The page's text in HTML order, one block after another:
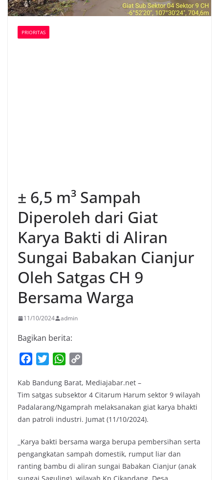
PRIORITAS
± 6,5 m³ Sampah
Diperoleh dari Giat
Karya Bakti di Aliran
Sungai Babakan Cianjur
Oleh Satgas CH 9
Bersama Warga
11/10/2024 admin
Bagikan berita:
c
e
b
o
k
i
t
t
e
W
a
t
s
A
p
p
y
L
i
k
Kab Bandung Barat, Mediajabar.net –
Tim satgas subsektor 4 Citarum Harum sektor 9 wilayah
Padalarang/Ngamprah melaksanakan giat karya bhakti
dan patroli industri. Jumat (11/10/2024).
_Karya bakti bersama warga berupa pembersihan serta
pengangkatan sampah domestik, rumput liar dan
ranting bambu di aliran sungai Babakan Cianjur (anak